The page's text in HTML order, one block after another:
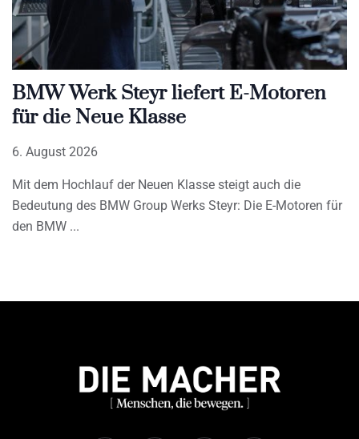
BMW Werk Steyr liefert E-Motoren
für die Neue Klasse
6. August 2026
Mit dem Hochlauf der Neuen Klasse steigt auch die
Bedeutung des BMW Group Werks Steyr: Die E-Motoren für
den BMW